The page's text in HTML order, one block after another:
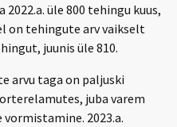
2022.a. üle 800 tehingu kuus,
on tehingute arv vaikselt
juunis üle 810.
arvu taga on paljuski
juba varem
2023.a.